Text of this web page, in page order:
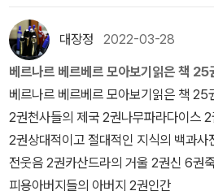
실을 분명히 깨닫는 기회가 되겠지. 말
야…………' 다시금 번개가 구름을 찢는다.'
이 돌이킬 수 없이 오염될 거야.그리고
에 붙여 줄 수 있유일한 지적 표현은 이
고 진실들은 거짓으로 여겨지게 되지.
이 주장에 대한 증거를 제시하라고 요구
로 모든 것이 뒤집힐 거야. 선은 악이 되
여 마침내 종말이 오는 거야. 최종 목표
은 보는 자, 아는 자를 좋아하지 않기
대장정 2022-03-28
베르나르 베르베르 모아보기읽은 책 25
베르나르 베르베르 모아보기읽은 책
2권천사들의 제국 2권나무파라다이스
2권상대적이고 절대적인 지식의 백과
전웃음 2권카산드라의 거울 2권신 6권
피용아버지들의 아버지 2권인간